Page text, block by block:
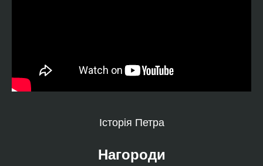
Історія Петра
Нагороди